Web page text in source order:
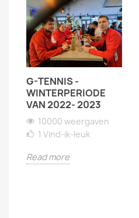
G-TENNIS -
WINTERPERIODE
VAN 2022- 2023
10000 weergaven
1 Vind-ik-leuk
Read more